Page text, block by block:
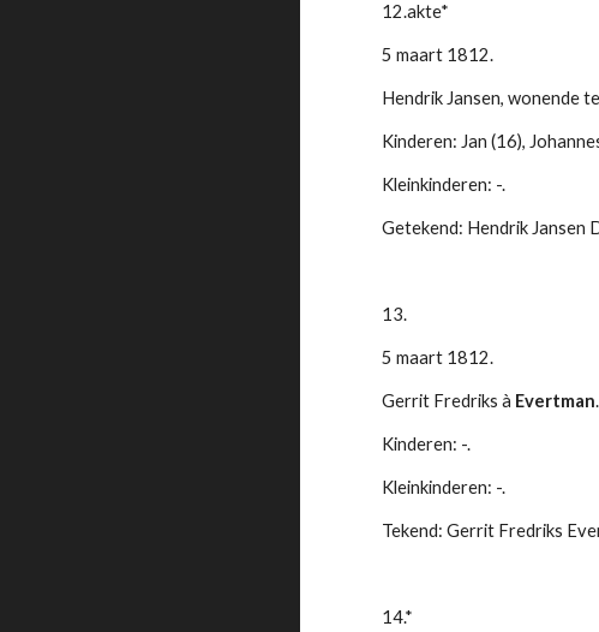
12.akte*
5 maart 1812.
Hendrik Jansen, wonende
Kinderen: Jan (16),
Kleinkinderen: -.
Getekend: Hendrik Jansen
13.
5 maart 1812.
Gerrit Fredriks à Evertman.
Kinderen: -.
Kleinkinderen: -.
Tekend: Gerrit Fredriks
14.*